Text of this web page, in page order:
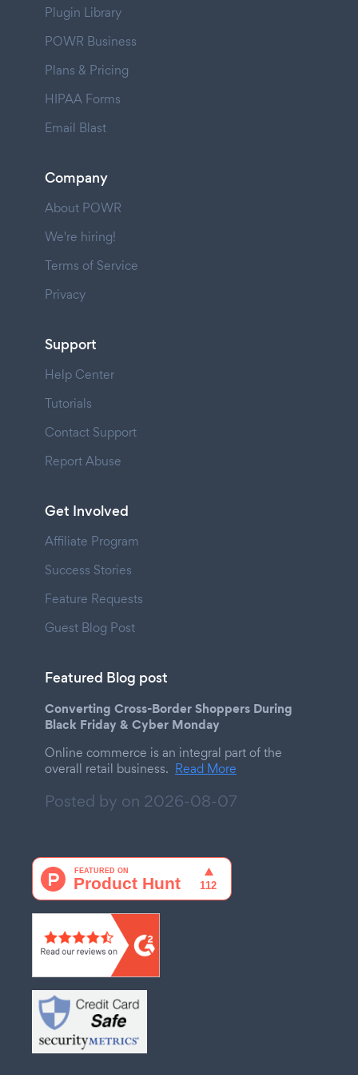
Plugin Library
POWR Business
Plans & Pricing
HIPAA Forms
Email Blast
Company
About POWR
We're hiring!
Terms of Service
Privacy
Support
Help Center
Tutorials
Contact Support
Report Abuse
Get Involved
Affiliate Program
Success Stories
Feature Requests
Guest Blog Post
Featured Blog post
Converting Cross-Border Shoppers During
Black Friday & Cyber Monday
Online commerce is an integral part of the
overall retail business. Read More
Posted by on 2026-08-07